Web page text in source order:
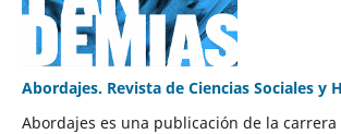
Abordajes. Revista de Ciencias Sociales y
Abordajes es una publicación de la